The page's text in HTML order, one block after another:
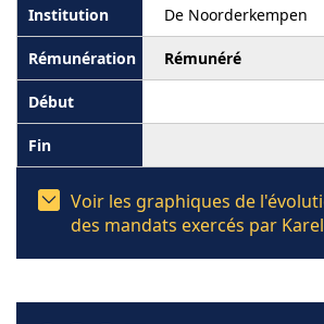
De Noorderkempen
Rémunéré
Voir les graphiques de
des mandats exercés par